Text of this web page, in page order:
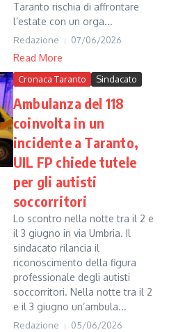
Taranto rischia di affrontare
l’estate con un orga...
Redazione 07/06/2026
Read More
Cronaca Taranto Sindacato
Ambulanza del 118
coinvolta in un
incidente a Taranto,
UIL FP chiede tutele
per gli autisti
soccorritori
Lo scontro nella notte tra il 2 e
il 3 giugno in via Umbria. Il
sindacato rilancia il
riconoscimento della figura
professionale degli autisti
soccorritori. Nella notte tra il 2
e il 3 giugno un’ambula...
Redazione 05/06/2026